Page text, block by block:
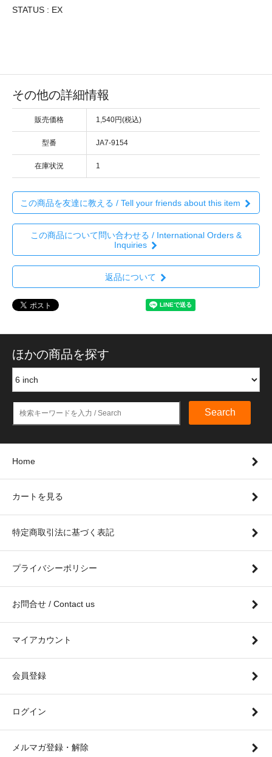
STATUS : EX
その他の詳細情報
販売価格 1,540円(税込)
型番 JA7-9154
在庫状況 1
この商品を友達に教える / Tell your friends about this item
この商品について問い合わせる / International Orders &
Inquiries
返品について
ほかの商品を探す
Search
Home
カートを見る
特定商取引法に基づく表記
プライバシーポリシー
お問合せ / Contact us
マイアカウント
会員登録
ログイン
メルマガ登録・解除